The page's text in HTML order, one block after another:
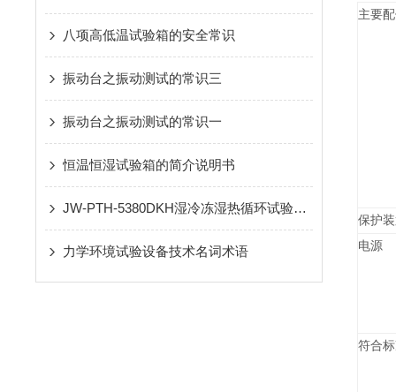
八项高低温试验箱的安全常识
振动台之振动测试的常识三
振动台之振动测试的常识一
恒温恒湿试验箱的简介说明书
JW-PTH-5380DKH湿冷冻湿热循环试验箱的维护方法
力学环境试验设备技术名词术语
主要
保护
电源
符合